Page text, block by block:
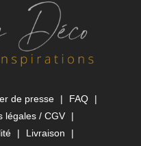
de presse
FAQ
légales / CGV
Livraison